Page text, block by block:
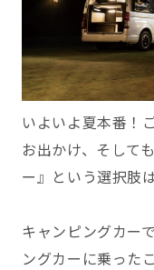
いよいよ夏本番！
お出かけ、そして
ー』という選択肢
キャンピングカー
ングカーに乗った